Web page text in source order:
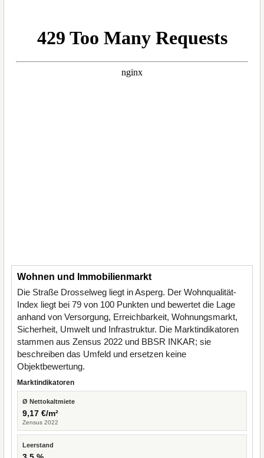
Wohnen und Immobilienmarkt
Die Straße Drosselweg liegt in Asperg. Der Wohnqualität-
Index liegt bei 79 von 100 Punkten und bewertet die Lage
anhand von Versorgung, Erreichbarkeit, Wohnungsmarkt,
Sicherheit, Umwelt und Infrastruktur. Die Marktindikatoren
stammen aus Zensus 2022 und BBSR INKAR; sie
beschreiben das Umfeld und ersetzen keine
Objektbewertung.
Marktindikatoren
Ø Nettokaltmiete
9,17 €/m²
Zensus 2022
Leerstand